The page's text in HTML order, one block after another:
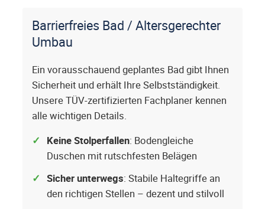
Barrierfreies Bad / Altersgerechter
Umbau
Ein vorausschauend geplantes Bad gibt Ihnen
Sicherheit und erhält Ihre Selbstständigkeit.
Unsere TÜV-zertifizierten Fachplaner kennen
alle wichtigen Details.
Keine Stolperfallen: Bodengleiche
Duschen mit rutschfesten Belägen
Sicher unterwegs: Stabile Haltegriffe an
den richtigen Stellen – dezent und stilvoll